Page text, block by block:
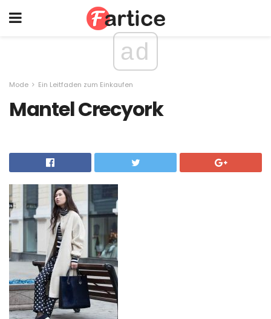
ad
Mode Ein Leitfaden zum Einkaufen
Mantel Crecyork